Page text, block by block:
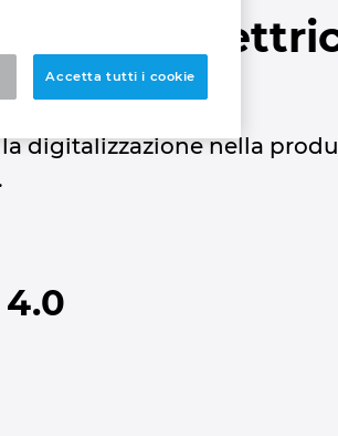
quadro
digitalizzazione nella
Accetta tutti i cookie